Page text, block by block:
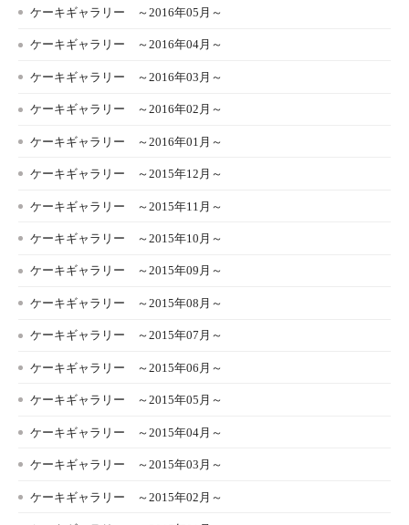
ケーキギャラリー ～2016年05月～
ケーキギャラリー ～2016年04月～
ケーキギャラリー ～2016年03月～
ケーキギャラリー ～2016年02月～
ケーキギャラリー ～2016年01月～
ケーキギャラリー ～2015年12月～
ケーキギャラリー ～2015年11月～
ケーキギャラリー ～2015年10月～
ケーキギャラリー ～2015年09月～
ケーキギャラリー ～2015年08月～
ケーキギャラリー ～2015年07月～
ケーキギャラリー ～2015年06月～
ケーキギャラリー ～2015年05月～
ケーキギャラリー ～2015年04月～
ケーキギャラリー ～2015年03月～
ケーキギャラリー ～2015年02月～